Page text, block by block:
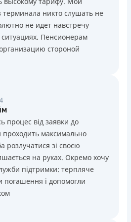
0,01% в день для нових
3 до 30 днів (після цього діє
паспорта, ІПН, номер
телефону
онлайн 24/7. Розглядаються
банківську картку відразу
договору про надання
99% постійним клієнтам на
з програмою лояльності
постійних клієнтів
в Viber, Telegram, Facebook
(ФОП)
никто слушать не
не идет навстречу
Пенсионерам
стороной
процес від заявки до
максимально
розлучатися зі своєю
на руках. Окремо хочу
підтримки: терпляче
погашення і допомогли